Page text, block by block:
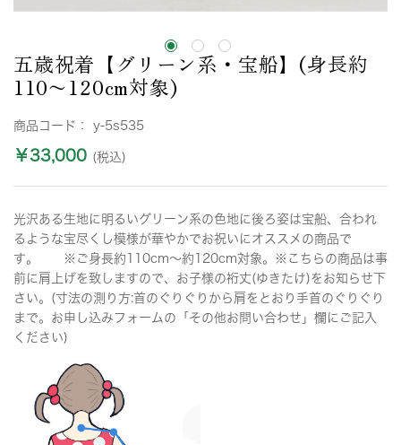
五歳祝着【グリーン系・宝船】(身長約
110〜120cm対象)
商品コード： y-5s535
￥33,000 (税込)
光沢ある生地に明るいグリーン系の色地に後ろ姿は宝船、合われ
るような宝尽くし模様が華やかでお祝いにオススメの商品で
す。 ※ご身長約110cm〜約120cm対象。※こちらの商品は事
前に肩上げを致しますので、お子様の裄丈(ゆきたけ)をお知らせ下
さい。(寸法の測り方:首のぐりぐりから肩をとおり手首のぐりぐり
まで。お申し込みフォームの「その他お問い合わせ」欄にご記入
ください)